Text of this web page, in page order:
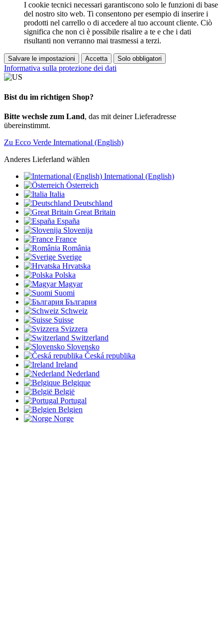
I cookie tecnici necessari garantiscono solo le funzioni di base
del nostro sito web. Ti consentono per esempio di inserire i
prodotti nel carrello o di accedere al tuo account cliente. Ciò
significa che non ci è possibile risalire a te e che i dati
risultanti non verranno mai trasmessi a terzi.
Salvare le impostazioni Accetta Solo obbligatori
Informativa sulla protezione dei dati
Bist du im richtigen Shop?
Bitte wechsle zum Land, das mit deiner Lieferadresse
übereinstimmt.
Zu Ecco Verde International (English)
Anderes Lieferland wählen
International (English)
Österreich
Italia
Deutschland
Great Britain
España
Slovenija
France
România
Sverige
Hrvatska
Polska
Magyar
Suomi
България
Schweiz
Suisse
Svizzera
Switzerland
Slovensko
Česká republika
Ireland
Nederland
Belgique
België
Portugal
Belgien
Norge